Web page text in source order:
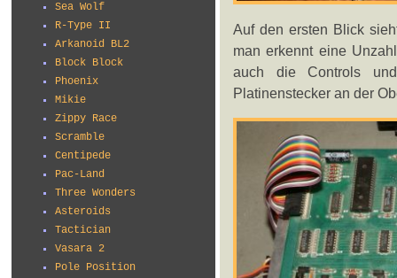
Sea Wolf
R-Type II
Arkanoid BL2
Block Block
Phoenix
Mikie
Zippy Race
Scramble
Centipede
Pac-Land
Three Wonders
Asteroids
Tactician
Vasara 2
Pole Position
Auf den ersten Blick
man erkennt eine
auch die Controls
Platinenstecker an der